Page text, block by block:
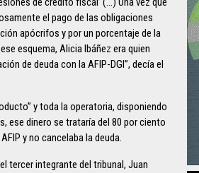
el pago de las obligaciones
apócrifos y por un porcentaje de la
esquema, Alicia Ibáñez era quien
de deuda con la AFIP-DGI”, decía el
y toda la operatoria, disponiendo
ese dinero se trataría del 80 por ciento
y no cancelaba la deuda.
tercer integrante del tribunal, Juan